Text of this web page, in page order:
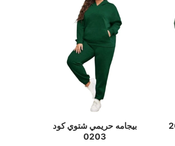
بيجامه حريمي شتوي كود
0203